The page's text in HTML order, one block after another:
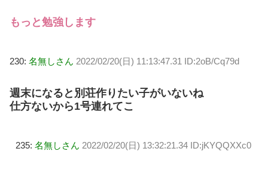
もっと勉強します
230: 名無しさん 2022/02/20(日) 11:13:47.31 ID:2oB/Cq79d
週末になると別荘作りたい子がいないね
仕方ないから1号連れてこ
235: 名無しさん 2022/02/20(日) 13:32:21.34 ID:jKYQQXXc0